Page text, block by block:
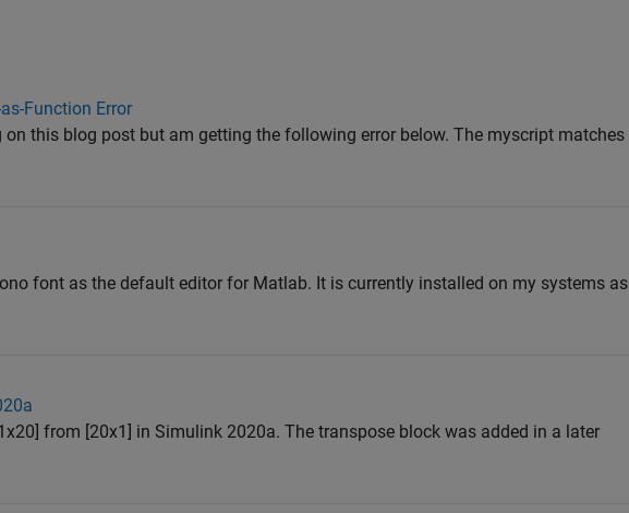
Function Error
on this blog post but am getting the following error below. The myscript matches
font as the default editor for Matlab. It is currently installed on my systems as
from [20x1] in Simulink 2020a. The transpose block was added in a later